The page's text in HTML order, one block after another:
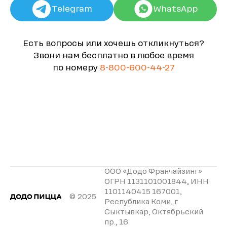
Telegram WhatsApp
Есть вопросы или хочешь откликнуться?
Звони нам бесплатно в любое время
по номеру 8-800-600-44-27
© 2025
ООО «Додо Франчайзинг»
ОГРН 1131101001844, ИНН
1101140415 167001,
Республика Коми, г.
Сыктывкар, Октябрьский
пр., 16